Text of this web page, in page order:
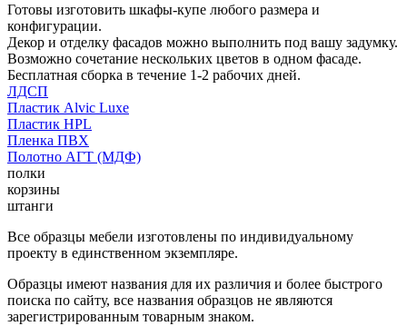
Готовы изготовить шкафы-купе любого размера и
конфигурации.
Декор и отделку фасадов можно выполнить под вашу задумку.
Возможно сочетание нескольких цветов в одном фасаде.
Бесплатная сборка в течение 1-2 рабочих дней.
ЛДСП
Пластик Alvic Luxe
Пластик HPL
Пленка ПВХ
Полотно АГТ (МДФ)
полки
корзины
штанги
Все образцы мебели изготовлены по индивидуальному
проекту в единственном экземпляре.
Образцы имеют названия для их различия и более быстрого
поиска по сайту, все названия образцов не являются
зарегистрированным товарным знаком.